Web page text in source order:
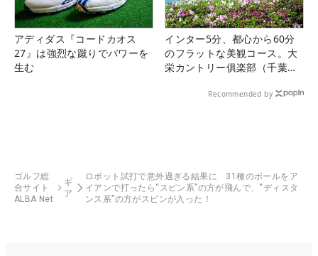
アディダス『コードカオス
27』は強烈な蹴りでパワーを
生む
インター5分、都心から60分
のフラットな美観コース。大
栄カントリー俱楽部（千葉
Recommended by
ゴルフ総
合サイト
ALBA Net
ギ
ア
ロボット試打で意外過ぎる結果に 31種のボールをア
イアンで打ったら“スピン系”の方が飛んで、“ディスタ
ンス系”の方がスピンが入った！